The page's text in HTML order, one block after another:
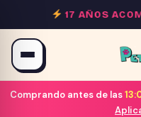
al
contenido
17 AÑOS
Comprando antes de las